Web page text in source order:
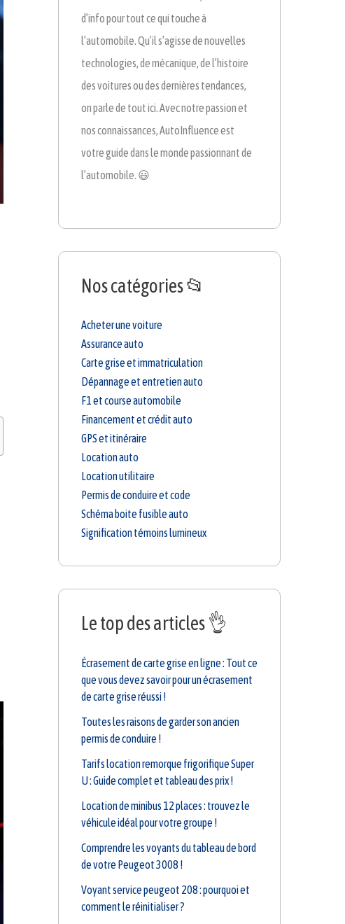
d’info pour tout ce qui touche à
l’automobile. Qu’il s’agisse de nouvelles
technologies, de mécanique, de l’histoire
des voitures ou des dernières tendances,
on parle de tout ici. Avec notre passion et
nos connaissances, AutoInfluence est
votre guide dans le monde passionnant de
l’automobile. 😃
Nos catégories 📂
Acheter une voiture
Assurance auto
Carte grise et immatriculation
Dépannage et entretien auto
F1 et course automobile
Financement et crédit auto
GPS et itinéraire
Location auto
Location utilitaire
Permis de conduire et code
Schéma boite fusible auto
Signification témoins lumineux
Le top des articles 👌
Écrasement de carte grise en ligne : Tout ce
que vous devez savoir pour un écrasement
de carte grise réussi !
Toutes les raisons de garder son ancien
permis de conduire !
Tarifs location remorque frigorifique Super
U : Guide complet et tableau des prix !
Location de minibus 12 places : trouvez le
véhicule idéal pour votre groupe !
Comprendre les voyants du tableau de bord
de votre Peugeot 3008 !
Voyant service peugeot 208 : pourquoi et
comment le réinitialiser ?